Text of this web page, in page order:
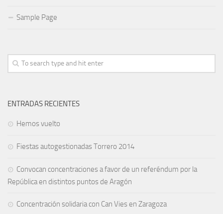
Sample Page
ENTRADAS RECIENTES
Hemos vuelto
Fiestas autogestionadas Torrero 2014
Convocan concentraciones a favor de un referéndum por la
República en distintos puntos de Aragón
Concentración solidaria con Can Vies en Zaragoza